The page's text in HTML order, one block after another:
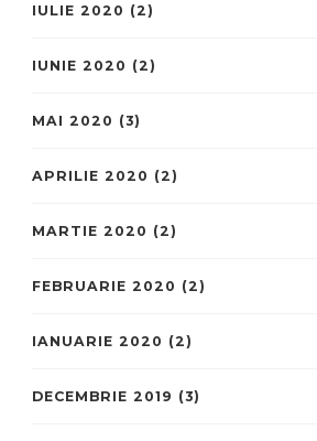
IULIE 2020 (2)
IUNIE 2020 (2)
MAI 2020 (3)
APRILIE 2020 (2)
MARTIE 2020 (2)
FEBRUARIE 2020 (2)
IANUARIE 2020 (2)
DECEMBRIE 2019 (3)